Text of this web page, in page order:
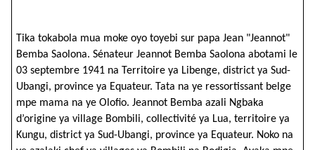
Tika tokabola mua moke oyo toyebi sur papa Jean "Jeannot"
Bemba Saolona. Sénateur Jeannot Bemba Saolona abotami le
03 septembre 1941 na Territoire ya Libenge, district ya Sud-
Ubangi, province ya Equateur. Tata na ye ressortissant belge
mpe mama na ye Olofio. Jeannot Bemba azali Ngbaka
d’origine ya village Bombili, collectivité ya Lua, territoire ya
Kungu, district ya Sud-Ubangi, province ya Equateur. Noko na